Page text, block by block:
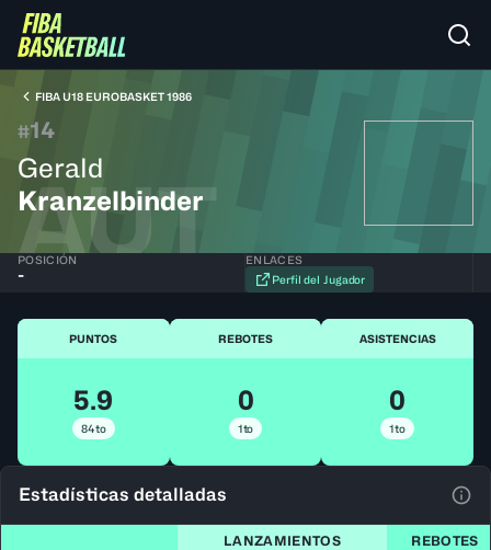
FIBA U18 EUROBASKET 1986
#14
Gerald
Kranzelbinder
AUT
POSICIÓN
-
ENLACES
Perfil del Jugador
PUNTOS
5.9
84to
REBOTES
0
1to
ASISTENCIAS
0
1to
Estadísticas detalladas
LANZAMIENTOS REBOTES